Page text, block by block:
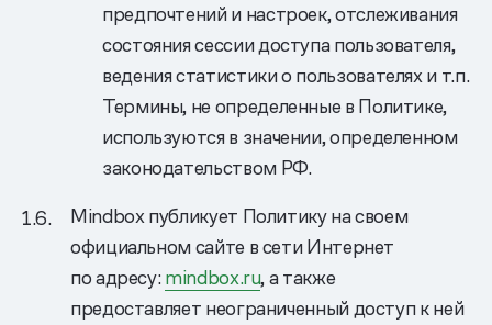
предпочтений и настроек, отслеживания
состояния сессии доступа пользователя,
ведения статистики о пользователях и т.п.
Термины, не определенные в Политике,
используются в значении, определенном
законодательством РФ.
Mindbox публикует Политику на своем
официальном сайте в сети Интернет
по адресу:mindbox.ru, а также
предоставляет неограниченный доступ к ней